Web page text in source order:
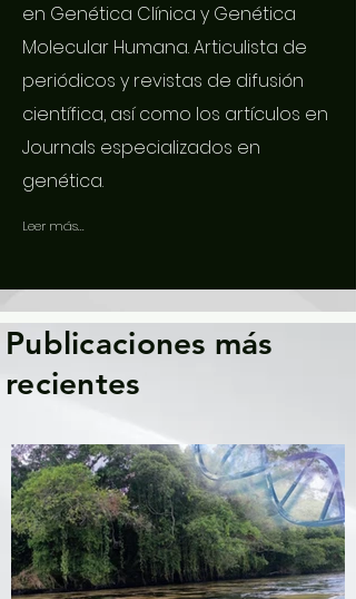
en Genética Clínica y Genética
Molecular Humana. Articulista de
periódicos y revistas de difusión
científica, así como los artículos en
Journals especializados en
genética.
Leer más...
Publicaciones más
recientes